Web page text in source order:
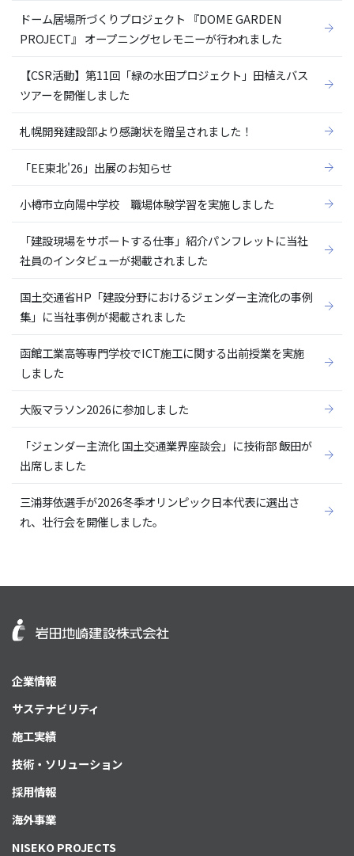
ドーム居場所づくりプロジェクト 『DOME GARDEN
PROJECT』 オープニングセレモニーが行われました
【CSR活動】第11回「緑の水田プロジェクト」田植えバス
ツアーを開催しました
札幌開発建設部より感謝状を贈呈されました！
「EE東北'26」出展のお知らせ
小樽市立向陽中学校 職場体験学習を実施しました
「建設現場をサポートする仕事」紹介パンフレットに当社
社員のインタビューが掲載されました
国土交通省HP「建設分野におけるジェンダー主流化の事例
集」に当社事例が掲載されました
函館工業高等専門学校でICT施工に関する出前授業を実施
しました
大阪マラソン2026に参加しました
「ジェンダー主流化 国土交通業界座談会」に技術部 飯田が
出席しました
三浦芽依選手が2026冬季オリンピック日本代表に選出さ
れ、壮行会を開催しました。
企業情報
サステナビリティ
施工実績
技術・ソリューション
採用情報
海外事業
NISEKO PROJECTS